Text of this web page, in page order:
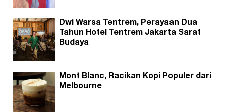
Dwi Warsa Tentrem, Perayaan Dua
Tahun Hotel Tentrem Jakarta Sarat
Budaya
Mont Blanc, Racikan Kopi Populer dari
Melbourne